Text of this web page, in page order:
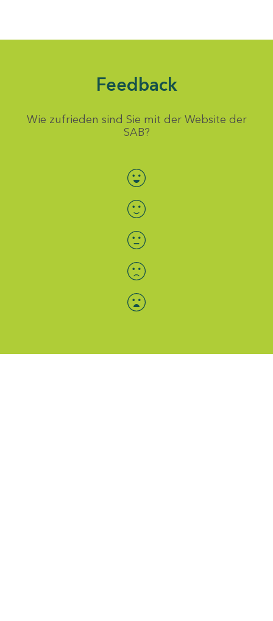
Feedback
Wie zufrieden sind Sie mit der Website der
SAB?
Bewertung auswählen